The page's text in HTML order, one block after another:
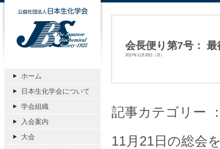
会長便り第7号：
2017年11月20日（月）
記事カテゴリー
11月21日の総会
公益社団法人日本生化学会
ホーム
日本生化学会について
学会組織
入会案内
大会